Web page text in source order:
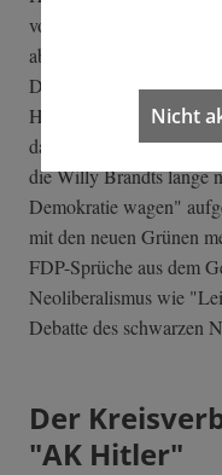
vorsichtshalber ließ das
abstimmen, aus Sorge,
Draußen vor dem Saal
Hehl. Wirklich
davon ohnehin nicht.
die Willy Brandts lange
Demokratie wagen"
mit den neuen Grünen
FDP-Sprüche aus dem
Neoliberalismus wie
Debatte des schwarzen
Der
"AK Hitler"
Nicht